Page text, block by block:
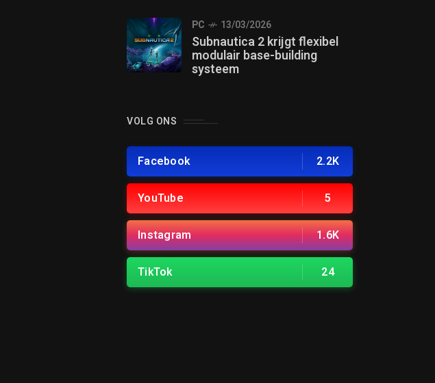
PC 13/03/2026
Subnautica 2 krijgt flexibel
modulair base-building
systeem
VOLG ONS
Facebook 2.2K
YouTube 5
Instagram 1.6K
TikTok 24